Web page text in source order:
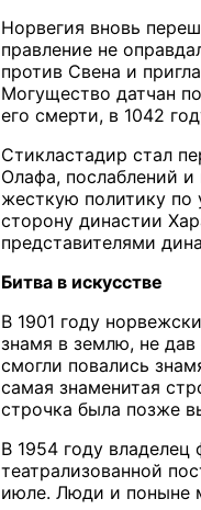
Норвегия вновь
правление не
против Свена и
Могущество датчан
его смерти, в 1042
Стикластадир стал
Олафа, послаблений
жесткую политику по
сторону династии
представителями
Битва в искусстве
В 1901 году
знамя в землю, не
смогли повались
самая знаменитая
строчка была позже
В 1954 году
театрализованной
июле. Люди и поныне